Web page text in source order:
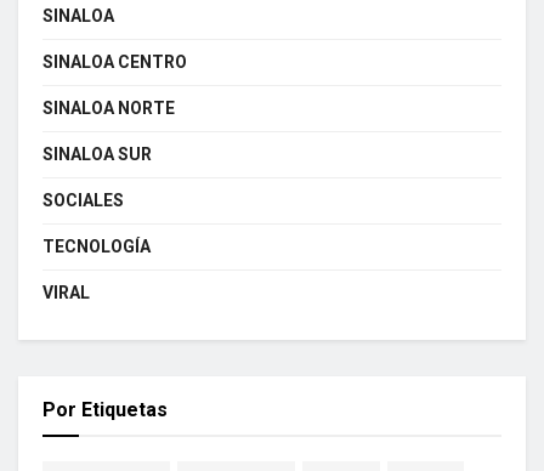
SINALOA
SINALOA CENTRO
SINALOA NORTE
SINALOA SUR
SOCIALES
TECNOLOGÍA
VIRAL
Por Etiquetas